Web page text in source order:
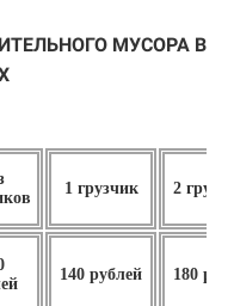
МУСОРА В
1 грузчик 2
140 рублей 180